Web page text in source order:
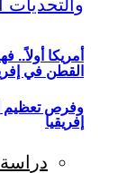
أمريكا
إفريقيا
القطن في
وفرص تعظيم